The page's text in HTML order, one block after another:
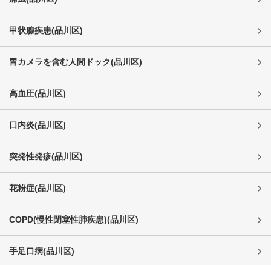
甲状腺疾患(品川区)
胃カメラを含む人間ドック(品川区)
高血圧(品川区)
口内炎(品川区)
突発性発疹(品川区)
花粉症(品川区)
COPD(慢性閉塞性肺疾患)(品川区)
手足口病(品川区)